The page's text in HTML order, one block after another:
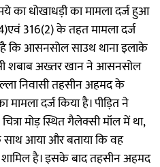
का धोखाधड़ी का मामला दर्ज हुआ
316(2) के तहत मामला दर्ज
कि आसनसोल साउथ थाना इलाके
शबाब अख्तर खान ने आसनसोल
निवासी तहसीन अहमद के
दर्ज किया है। पीड़ित ने
मोड़ स्थित गैलेक्सी मॉल में था,
आया और बताया कि वह
है। इसके बाद तहसीन अहमद